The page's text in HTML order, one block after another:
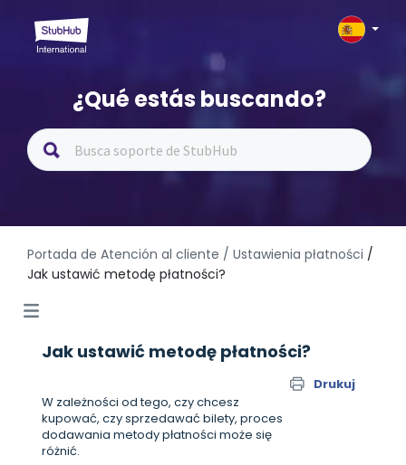
¿Qué estás buscando?
Portada de Atención al cliente / Ustawienia płatności /
Jak ustawić metodę płatności?
Jak ustawić metodę płatności?
Drukuj
W zależności od tego, czy chcesz
kupować, czy sprzedawać bilety, proces
dodawania metody płatności może się
różnić.